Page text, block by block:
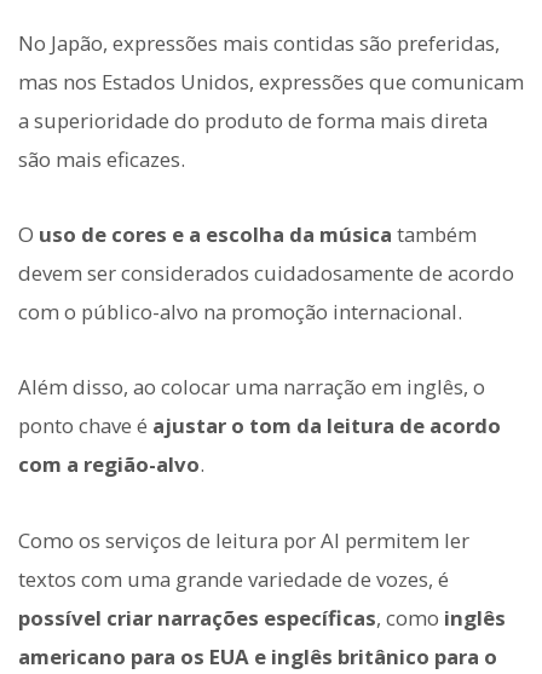
No Japão, expressões mais contidas são preferidas,
mas nos Estados Unidos, expressões que comunicam
a superioridade do produto de forma mais direta
são mais eficazes.
O uso de cores e a escolha da música também
devem ser considerados cuidadosamente de acordo
com o público-alvo na promoção internacional.
Além disso, ao colocar uma narração em inglês, o
ponto chave é ajustar o tom da leitura de acordo
com a região-alvo.
Como os serviços de leitura por AI permitem ler
textos com uma grande variedade de vozes, é
possível criar narrações específicas, como inglês
americano para os EUA e inglês britânico para o